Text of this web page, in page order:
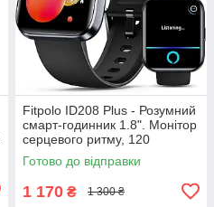
Fitpolo ID208 Plus - Розумний
смарт-годинник 1.8". Монітор
серцевого ритму, 120
спортивних режимів
Готово до відправки
1 170 ₴ 1 300 ₴